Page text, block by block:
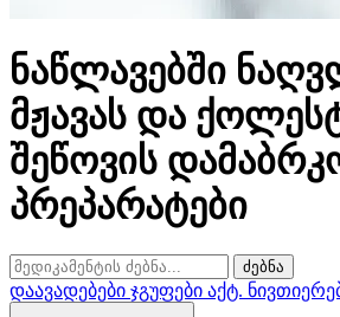
ნაწლავებში
მჟავას და
შეწოვის
პრეპარატები
ძებნა
დაავადებები ჯგუფები აქტ.